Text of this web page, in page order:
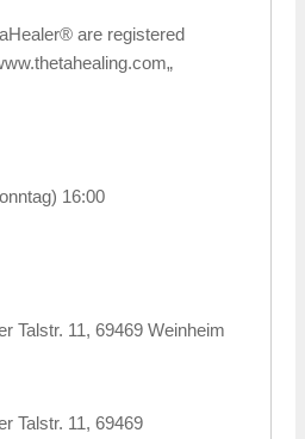
are registered
16:00
Talstr. 11, 69469 Weinheim
Talstr. 11, 69469